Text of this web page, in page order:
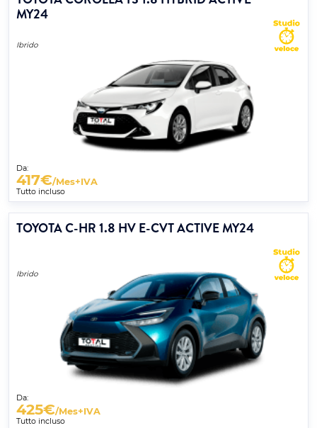
MY24
Ibrido
Da:
417€/Mes+IVA
Tutto incluso
TOYOTA C-HR 1.8 HV E-CVT ACTIVE MY24
Ibrido
Da:
425€/Mes+IVA
Tutto incluso